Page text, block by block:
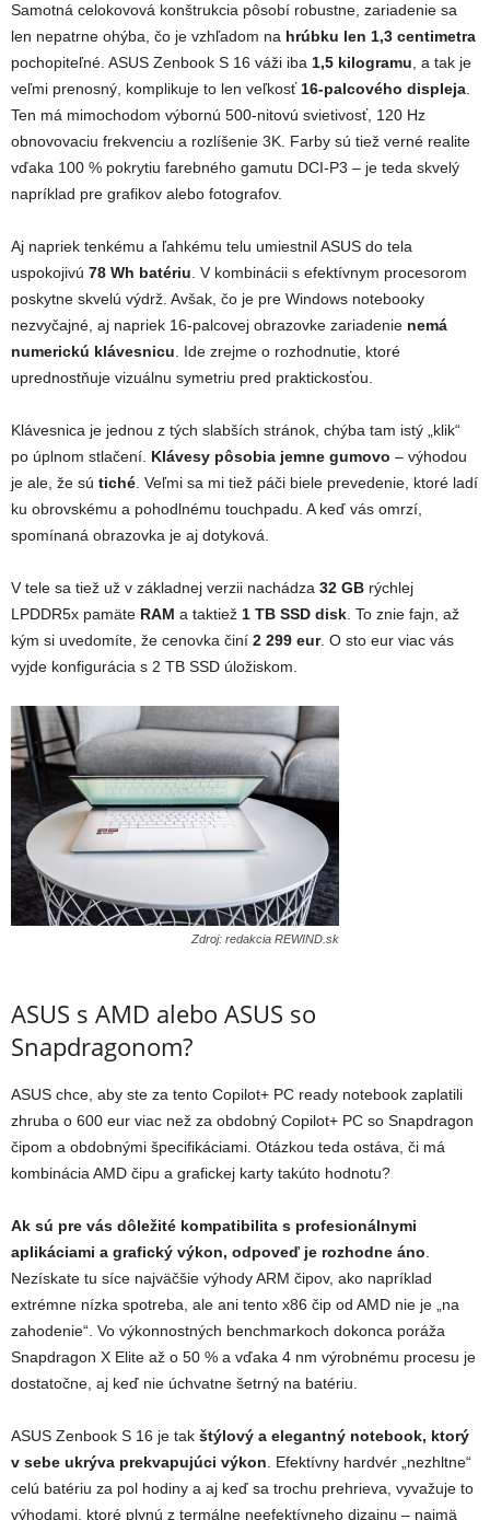
Samotná celokovová konštrukcia pôsobí robustne, zariadenie sa
len nepatrne ohýba, čo je vzhľadom na hrúbku len 1,3 centimetra
pochopiteľné. ASUS Zenbook S 16 váži iba 1,5 kilogramu, a tak je
veľmi prenosný, komplikuje to len veľkosť16-palcového displeja.
Ten má mimochodom výbornú 500-nitovú svietivosť, 120 Hz
obnovovaciu frekvenciu a rozlíšenie 3K. Farby sú tiež verné realite
vďaka 100 % pokrytiu farebného gamutu DCI-P3 – je teda skvelý
napríklad pre grafikov alebo fotografov.
Aj napriek tenkému a ľahkému telu umiestnil ASUS do tela
uspokojivú 78 Wh batériu. V kombinácii s efektívnym procesorom
poskytne skvelú výdrž. Avšak, čo je pre Windows notebooky
nezvyčajné, aj napriek 16-palcovej obrazovke zariadenie nemá
numerickú klávesnicu. Ide zrejme o rozhodnutie, ktoré
uprednostňuje vizuálnu symetriu pred praktickosťou.
Klávesnica je jednou z tých slabších stránok, chýba tam istý „klik“
po úplnom stlačení. Klávesy pôsobia jemne gumovo – výhodou
je ale, že sú tiché. Veľmi sa mi tiež páči biele prevedenie, ktoré ladí
ku obrovskému a pohodlnému touchpadu. A keď vás omrzí,
spomínaná obrazovka je aj dotyková.
V tele sa tiež už v základnej verzii nachádza 32 GB rýchlej
LPDDR5x pamäte RAM a taktiež 1 TB SSD disk. To znie fajn, až
kým si uvedomíte, že cenovka činí 2 299 eur. O sto eur viac vás
vyjde konfigurácia s 2 TB SSD úložiskom.
Zdroj: redakcia REWIND.sk
ASUS s AMD alebo ASUS so
Snapdragonom?
ASUS chce, aby ste za tento Copilot+ PC ready notebook zaplatili
zhruba o 600 eur viac než za obdobný Copilot+ PC so Snapdragon
čipom a obdobnými špecifikáciami. Otázkou teda ostáva, či má
kombinácia AMD čipu a grafickej karty takúto hodnotu?
Ak sú pre vás dôležité kompatibilita s profesionálnymi
aplikáciami a grafický výkon, odpoveď je rozhodne áno.
Nezískate tu síce najväčšie výhody ARM čipov, ako napríklad
extrémne nízka spotreba, ale ani tento x86 čip od AMD nie je „na
zahodenie“. Vo výkonnostných benchmarkoch dokonca poráža
Snapdragon X Elite až o 50 % a vďaka 4 nm výrobnému procesu je
dostatočne, aj keď nie úchvatne šetrný na batériu.
ASUS Zenbook S 16 je tak štýlový a elegantný notebook, ktorý
v sebe ukrýva prekvapujúci výkon. Efektívny hardvér „nezhltne“
celú batériu za pol hodiny a aj keď sa trochu prehrieva, vyvažuje to
výhodami, ktoré plynú z termálne neefektívneho dizajnu – najmä